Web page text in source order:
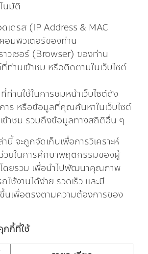
นมัติ
ดรส (IP Address & MAC
อมพิวเตอร์ของท่าน
เซอร์ (Browser) ของท่าน
ท่านเข้าชม หรือติดตามในเว็บไซต์
ท่านใช้ในการชมหน้าเว็บไซต์ดัง
าร หรือข้อมูลที่คุณค้นหาในเว็บไซต์
เข้าชม รวมถึงข้อมูลทางสถิติอื่น ๆ
นี้ จะถูกจัดเก็บเพื่อการวิเคราะห์
วยในการศึกษาพฤติกรรมของผู้
โดยรวม เพื่อนำไปพัฒนาคุณภาพ
ใช้งานได้ง่าย รวดเร็ว และมี
นเพื่อตรงตามความต้องการของ
กกี้ที่ใช้